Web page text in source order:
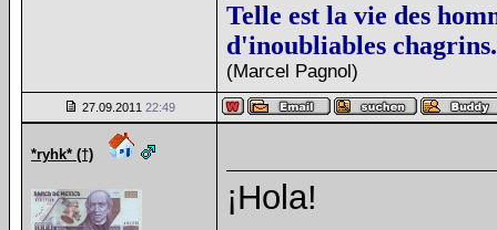
Telle est la vie des
d'inoubliables chagrins.
(Marcel Pagnol)
27.09.2011 22:49
*ryhk* (†)
¡Hola!